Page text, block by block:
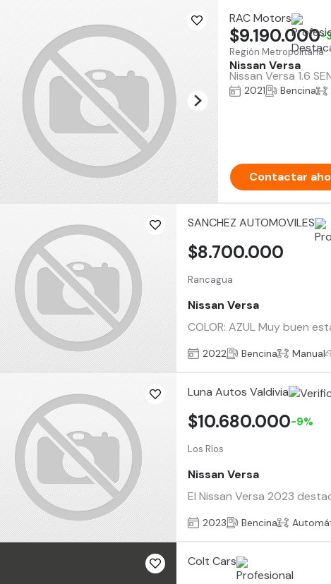
RAC Motors
Región Metropolitana
Nissan Versa
Nissan Versa 1.6
$9.190.000-
2021 Bencina
Contactar
SANCHEZ AUTOMOVILES
Rancagua
Nissan Versa
COLOR: AZUL Muy buen
$8.700.000
2022 Bencina Manual
Luna Autos Valdivia
Los Ríos
Nissan Versa
El Nissan Versa 2023
$10.680.000-9%
2023 Bencina
Colt Cars